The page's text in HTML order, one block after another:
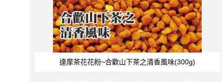
達摩茶花花粉~合歡山下茶之清香風味(300g)